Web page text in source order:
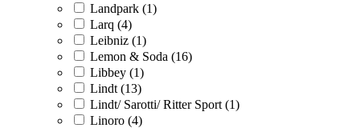
Landpark (1)
Larq (4)
Leibniz (1)
Lemon & Soda (16)
Libbey (1)
Lindt (13)
Lindt/ Sarotti/ Ritter Sport (1)
Linoro (4)